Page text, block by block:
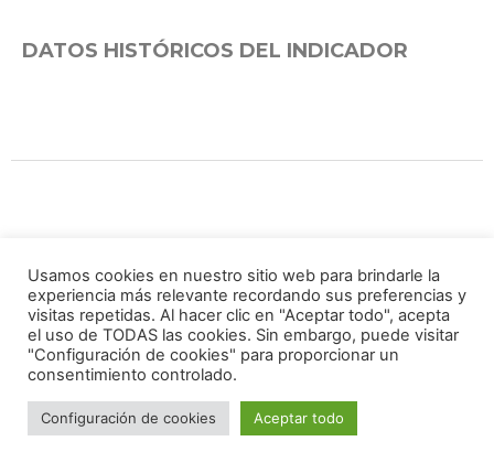
DATOS HISTÓRICOS DEL INDICADOR
Usamos cookies en nuestro sitio web para brindarle la
experiencia más relevante recordando sus preferencias y
visitas repetidas. Al hacer clic en "Aceptar todo", acepta
el uso de TODAS las cookies. Sin embargo, puede visitar
"Configuración de cookies" para proporcionar un
consentimiento controlado.
Configuración de cookies Aceptar todo